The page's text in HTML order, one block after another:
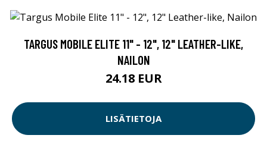
TARGUS MOBILE ELITE 11" - 12", 12" LEATHER-LIKE,
NAILON
24.18 EUR
LISÄTIETOJA